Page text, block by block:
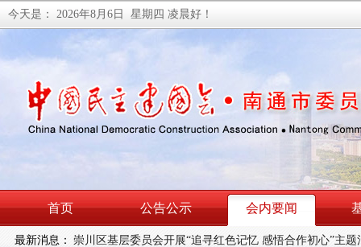
今天是： 2026年8月6日 星期四 凌晨好！
首页 公告公示 会内要闻
最新消息： 民建南通市委会召开理论学习中心组学习（扩大）会暨主